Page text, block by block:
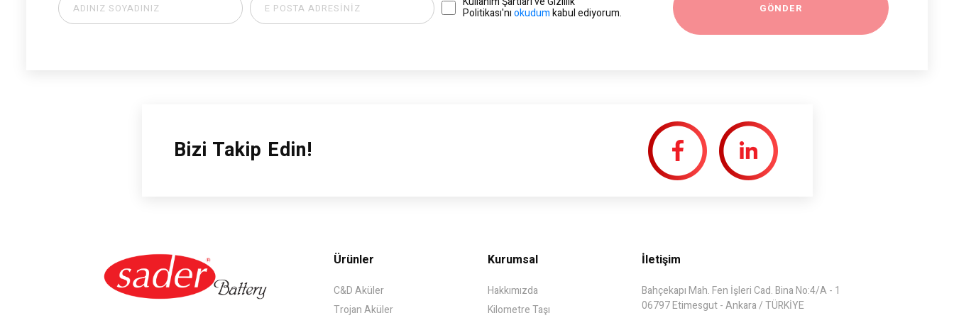
Politikası'nıokudumkabul ediyorum.
Bizi Takip Edin!
Ürünler
C&D Aküler
Trojan Aküler
Kurumsal
Hakkımızda
Kilometre Taşı
İletişim
Bahçekapı Mah. Fen İşleri Cad. Bina No:4/A - 1
06797 Etimesgut - Ankara / TÜRKİYE